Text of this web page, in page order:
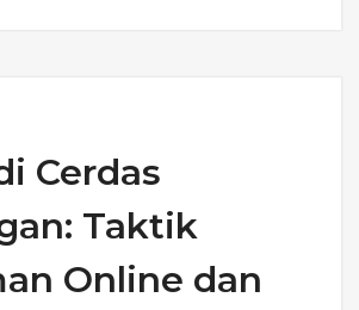
Cerdas
Taktik
Online dan